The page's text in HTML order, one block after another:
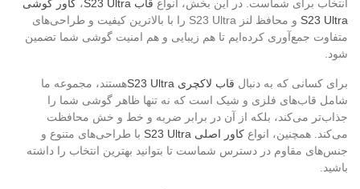
انتخاب برای شماست. در این بخش، انواع قاب S23 Ultra ، کاور گوشی
S23 Ultra
و محافظ لنز S23 Ultra را با بالاترین کیفیت و طراحی‌های
متفاوت جمع‌آوری کرده‌ایم تا هم زیبایی و هم امنیت گوشی شما تضمین
شود.
برای کسانی که به دنبال قاب لاکچری S23 Ultra
هستند، مجموعه ما
شامل قاب‌های فلزی و شیک است که نه تنها ظاهر گوشی شما را
جذاب‌تر می‌کند، بلکه از آن در برابر ضربه و خط و خش محافظت
می‌کند. همچنین، انواع کاور اصلی S23 Ultra
با طراحی‌های متنوع و
جنس‌های مقاوم در دسترس شماست تا بتوانید بهترین انتخاب را داشته
باشید.